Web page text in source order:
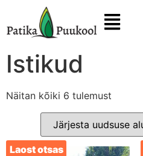
Istikud
Näitan kõiki 6 tulemust
Laost otsas